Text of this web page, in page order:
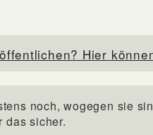
Hier
noch, wogegen sie
das sicher.